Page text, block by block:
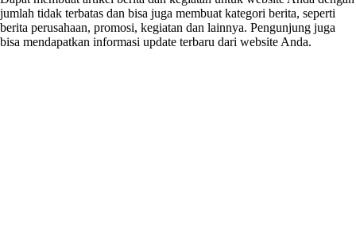
jumlah tidak terbatas dan bisa juga membuat kategori berita, seperti
berita perusahaan, promosi, kegiatan dan lainnya. Pengunjung juga
bisa mendapatkan informasi update terbaru dari website Anda.